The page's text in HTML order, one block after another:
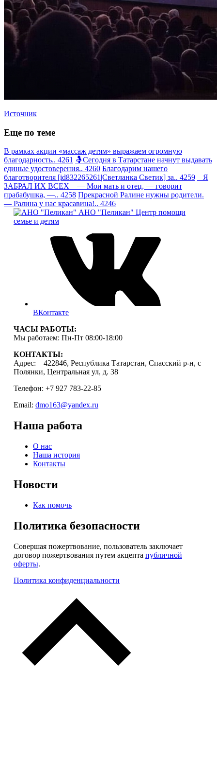
Источник
Еще по теме
В рамках акции «массаж детям» выражаем огромную
благодарность.. 4261 🤱Сегодня в Татарстане начнут выдавать
единые удостоверения.. 4260 Благодарим нашего
благотворителя [id832265261|Светланка Светик] за.. 4259
Я
ЗАБРАЛ ИХ ВСЕХ — Мои мать и отец, — говорит
прабабушка, —.. 4258 Прекрасной Ралине нужны родители.
— Ралина у нас красавица!.. 4246
АНО "Пеликан" Центр помощи
семье и детям
ВКонтакте
ЧАСЫ РАБОТЫ:
Мы работаем: Пн-Пт 08:00-18:00
КОНТАКТЫ:
Адрес: 422846, Республика Татарстан, Спасский р-н, с
Полянки, Центральная ул, д. 38
Телефон: +7 927 783-22-85
Email: dmo163@yandex.ru
Наша работа
О нас
Наша история
Контакты
Новости
Как помочь
Политика безопасности
Совершая пожертвование, пользователь заключает
договор пожертвования путем акцепта публичной
оферты.
Политика конфиденциальности